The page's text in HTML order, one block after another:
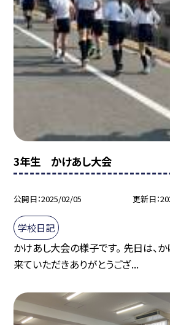
3年生 かけあし大会
公開日 2025/02/05 更新日
学校日記
かけあし大会の様子です。 先日は、
来ていただきありがとうござ...